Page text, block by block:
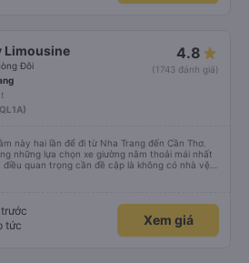
Limousine
Đôi
4.8
(1743 đánh giá)
này hai lần để đi từ Nha Trang đến Cần Thơ.
những lựa chọn xe giường nằm thoải mái nhất
quan trọng cần đề cập là không có nhà vệ
gây khó chịu trên một hành trình dài xuyên
công ty đã thông báo trước cho tôi, nên tôi
thoải mái, có chăn và hai gối, và các tài xế lịch
dừng nghỉ vào khoảng 4:00 sáng và 9:00
tức
Xem giá